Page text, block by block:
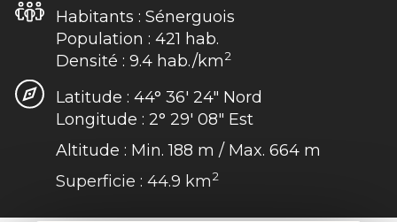
Habitants : Sénerguois
Population : 421 hab.
Densité : 9.4 hab./km2
Latitude : 44° 36′ 24″ Nord
Longitude : 2° 29′ 08″ Est
Altitude : Min. 188 m / Max. 664 m
Superficie : 44.9 km2